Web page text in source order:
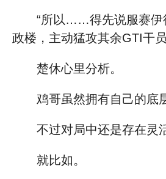
“所以……得先说服赛伊
政楼，主动猛攻其余GTI干
楚休心里分析。
鸡哥虽然拥有自己的底
不过对局中还是存在灵
就比如。